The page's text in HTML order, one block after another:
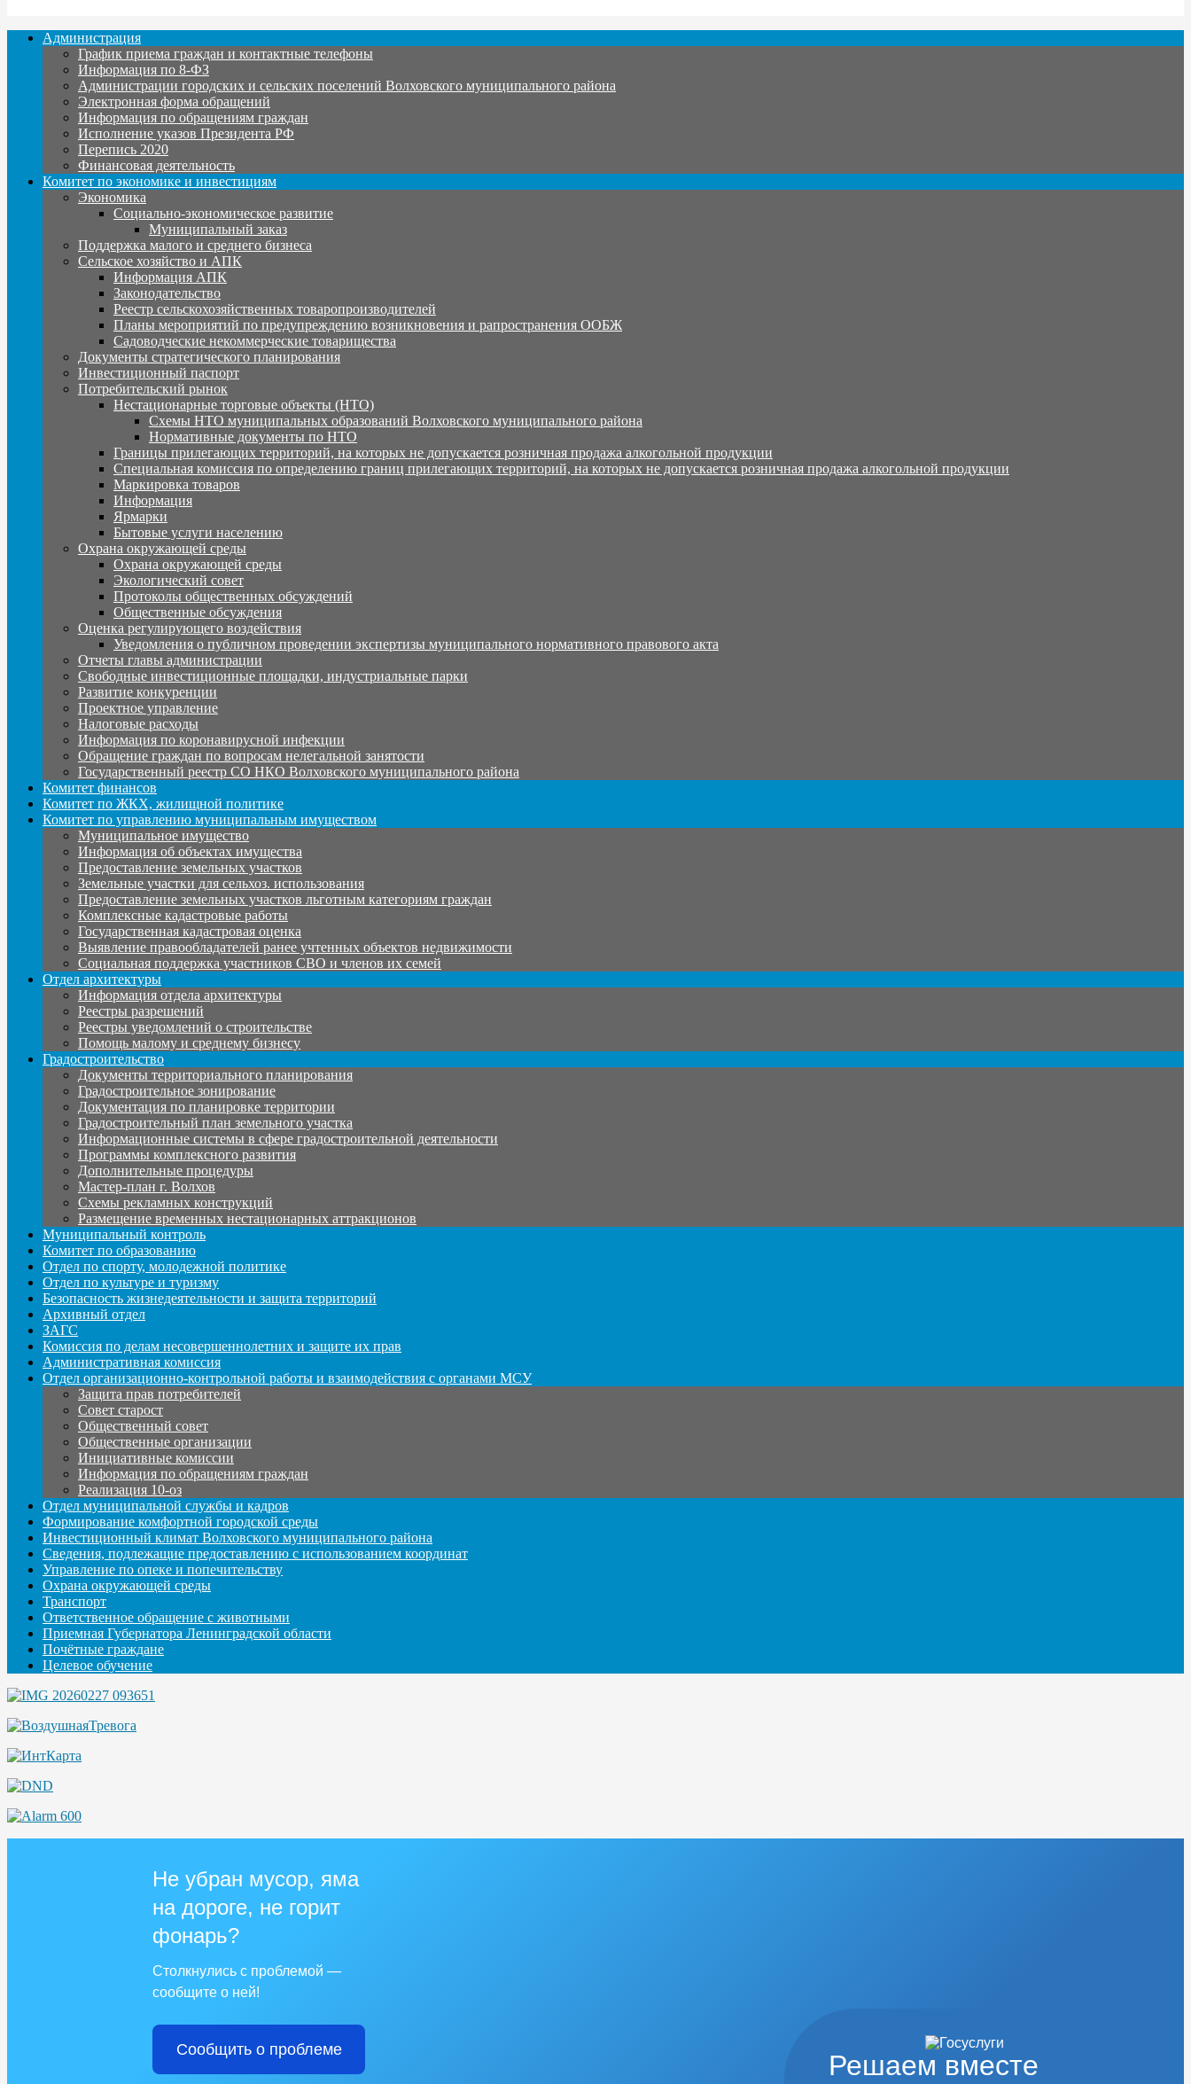
Администрация
График приема граждан и контактные телефоны
Информация по 8-ФЗ
Администрации городских и сельских поселений Волховского муниципального района
Электронная форма обращений
Информация по обращениям граждан
Исполнение указов Президента РФ
Перепись 2020
Финансовая деятельность
Комитет по экономике и инвестициям
Экономика
Социально-экономическое развитие
Муниципальный заказ
Поддержка малого и среднего бизнеса
Сельское хозяйство и АПК
Информация АПК
Законодательство
Реестр сельскохозяйственных товаропроизводителей
Планы мероприятий по предупреждению возникновения и рапространения ООБЖ
Садоводческие некоммерческие товарищества
Документы стратегического планирования
Инвестиционный паспорт
Потребительский рынок
Нестационарные торговые объекты (НТО)
Схемы НТО муниципальных образований Волховского муниципального района
Нормативные документы по НТО
Границы прилегающих территорий, на которых не допускается розничная продажа алкогольной продукции
Специальная комиссия по определению границ прилегающих территорий, на которых не допускается розничная продажа алкогольной продукции
Маркировка товаров
Информация
Ярмарки
Бытовые услуги населению
Охрана окружающей среды
Охрана окружающей среды
Экологический совет
Протоколы общественных обсуждений
Общественные обсуждения
Оценка регулирующего воздействия
Уведомления о публичном проведении экспертизы муниципального нормативного правового акта
Отчеты главы администрации
Свободные инвестиционные площадки, индустриальные парки
Развитие конкуренции
Проектное управление
Налоговые расходы
Информация по коронавирусной инфекции
Обращение граждан по вопросам нелегальной занятости
Государственный реестр СО НКО Волховского муниципального района
Комитет финансов
Комитет по ЖКХ, жилищной политике
Комитет по управлению муниципальным имуществом
Муниципальное имущество
Информация об объектах имущества
Предоставление земельных участков
Земельные участки для сельхоз. использования
Предоставление земельных участков льготным категориям граждан
Комплексные кадастровые работы
Государственная кадастровая оценка
Выявление правообладателей ранее учтенных объектов недвижимости
Социальная поддержка участников СВО и членов их семей
Отдел архитектуры
Информация отдела архитектуры
Реестры разрешений
Реестры уведомлений о строительстве
Помощь малому и среднему бизнесу
Градостроительство
Документы территориального планирования
Градостроительное зонирование
Документация по планировке территории
Градостроительный план земельного участка
Информационные системы в сфере градостроительной деятельности
Программы комплексного развития
Дополнительные процедуры
Мастер-план г. Волхов
Схемы рекламных конструкций
Размещение временных нестационарных аттракционов
Муниципальный контроль
Комитет по образованию
Отдел по спорту, молодежной политике
Отдел по культуре и туризму
Безопасность жизнедеятельности и защита территорий
Архивный отдел
ЗАГС
Комиссия по делам несовершеннолетних и защите их прав
Административная комиссия
Отдел организационно-контрольной работы и взаимодействия с органами МСУ
Защита прав потребителей
Совет старост
Общественный совет
Общественные организации
Инициативные комиссии
Информация по обращениям граждан
Реализация 10-оз
Отдел муниципальной службы и кадров
Формирование комфортной городской среды
Инвестиционный климат Волховского муниципального района
Сведения, подлежащие предоставлению с использованием координат
Управление по опеке и попечительству
Охрана окружающей среды
Транспорт
Ответственное обращение с животными
Приемная Губернатора Ленинградской области
Почётные граждане
Целевое обучение
Решаем вместе
Не убран мусор, яма
на дороге, не горит
фонарь?
Столкнулись с проблемой —
сообщите о ней!
Сообщить о проблеме